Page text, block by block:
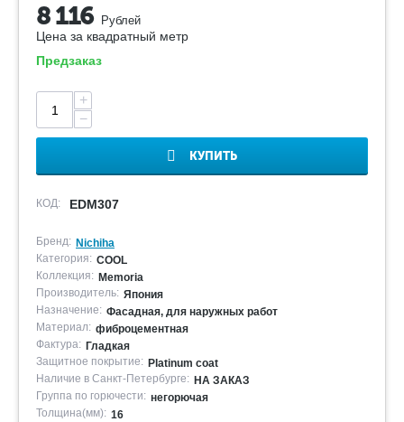
8 116 Рублей
Цена за квадратный метр
Предзаказ
+
−
КУПИТЬ
КОД: EDM307
Бренд: Nichiha
Категория: COOL
Коллекция: Memoria
Производитель: Япония
Назначение: Фасадная, для наружных работ
Материал: фиброцементная
Фактура: Гладкая
Защитное покрытие: Platinum coat
Наличие в Санкт-Петербурге: НА ЗАКАЗ
Группа по горючести: негорючая
Толщина(мм): 16